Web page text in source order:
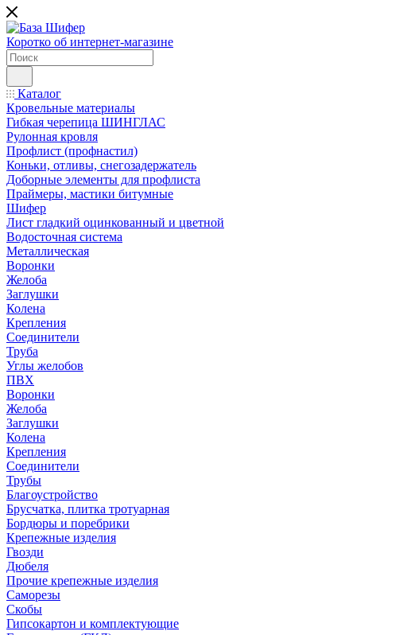
Коротко об интернет-магазине
Каталог
Кровельные материалы
Гибкая черепица ШИНГЛАС
Рулонная кровля
Профлист (профнастил)
Коньки, отливы, снегозадержатель
Доборные элементы для профлиста
Праймеры, мастики битумные
Шифер
Лист гладкий оцинкованный и цветной
Водосточная система
Металлическая
Воронки
Желоба
Заглушки
Колена
Крепления
Соединители
Труба
Углы желобов
ПВХ
Воронки
Желоба
Заглушки
Колена
Крепления
Соединители
Трубы
Благоустройство
Брусчатка, плитка тротуарная
Бордюры и поребрики
Крепежные изделия
Гвозди
Дюбеля
Прочие крепежные изделия
Саморезы
Скобы
Гипсокартон и комплектующие